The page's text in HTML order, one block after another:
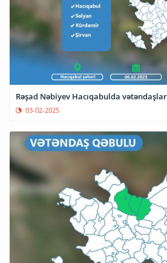
Rəşad Nəbiyev Hacıqabulda
03-02-2025